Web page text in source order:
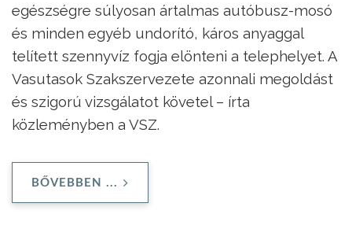
egészségre súlyosan ártalmas autóbusz-mosó
és minden egyéb undorító, káros anyaggal
telített szennyvíz fogja elönteni a telephelyet. A
Vasutasok Szakszervezete azonnali megoldást
és szigorú vizsgálatot követel – írta
közleményben a VSZ.
BŐVEBBEN ...